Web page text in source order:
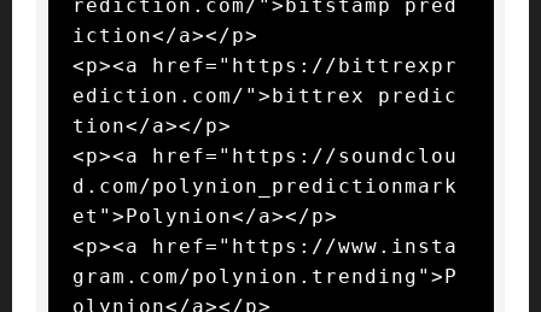
rediction.com/">bitstamp pred
iction</a></p>
<p><a href="https://bittrexpr
ediction.com/">bittrex predic
tion</a></p>
<p><a href="https://soundclou
d.com/polynion_predictionmark
et">Polynion</a></p>
<p><a href="https://www.insta
gram.com/polynion.trending">P
olynion</a></p>